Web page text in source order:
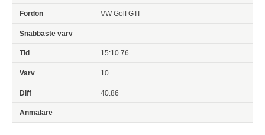
VW Golf GTI
15:10.76
10
40.86